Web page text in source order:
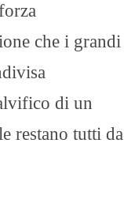
che i grandi
di un
restano tutti da